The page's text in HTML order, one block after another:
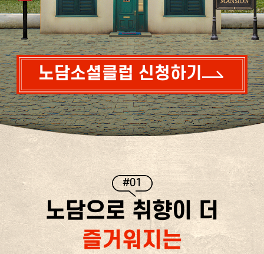
노담소셜클럽 신청하기
#01
노담으로 취향이 더
즐거워지는